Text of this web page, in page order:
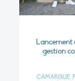
Lancement
gestion
CAMARGUE,